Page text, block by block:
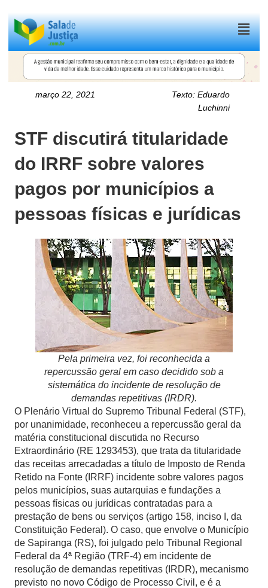
Menu
março 22, 2021 Texto:Eduardo
Luchinni
STF discutirá titularidade
do IRRF sobre valores
pagos por municípios a
pessoas físicas e jurídicas
Pela primeira vez, foi reconhecida a
repercussão geral em caso decidido sob a
sistemática do incidente de resolução de
demandas repetitivas (IRDR).
O Plenário Virtual do Supremo Tribunal Federal (STF),
por unanimidade, reconheceu a repercussão geral da
matéria constitucional discutida no Recurso
Extraordinário (RE 1293453), que trata da titularidade
das receitas arrecadadas a título de Imposto de Renda
Retido na Fonte (IRRF) incidente sobre valores pagos
pelos municípios, suas autarquias e fundações a
pessoas físicas ou jurídicas contratadas para a
prestação de bens ou serviços (artigo 158, inciso I, da
Constituição Federal). O caso, que envolve o Município
de Sapiranga (RS), foi julgado pelo Tribunal Regional
Federal da 4ª Região (TRF-4) em incidente de
resolução de demandas repetitivas (IRDR), mecanismo
previsto no novo Código de Processo Civil, e é a